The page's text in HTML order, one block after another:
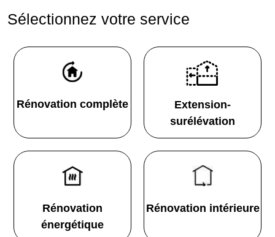
Sélectionnez votre service
Rénovation complète
Extension-
surélévation
Rénovation
énergétique
Rénovation intérieure